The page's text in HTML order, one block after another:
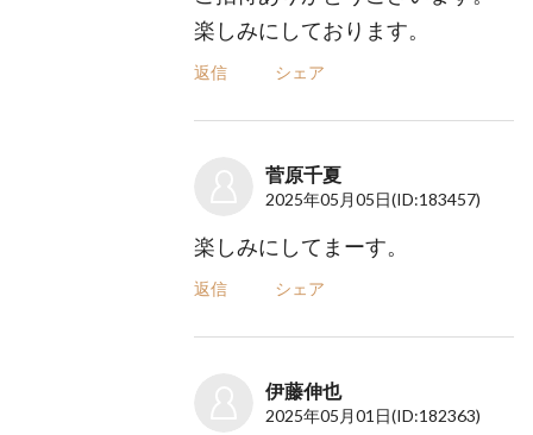
楽しみにしております。
返信 シェア
菅原千夏
2025年05月05日(ID:183457)
楽しみにしてまーす。
返信 シェア
伊藤伸也
2025年05月01日(ID:182363)